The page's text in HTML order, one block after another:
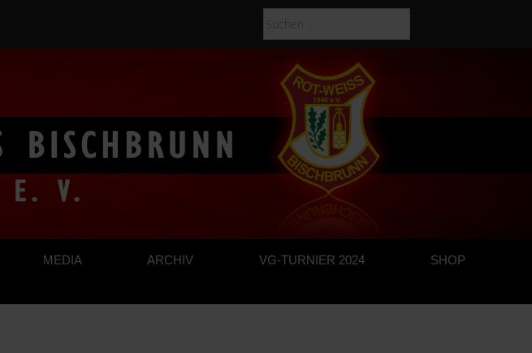
MEDIA ARCHIV VG-TURNIER 2024 SHOP